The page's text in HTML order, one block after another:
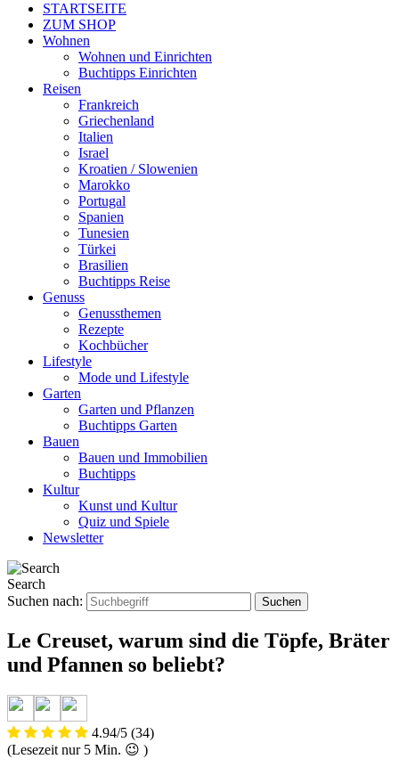
STARTSEITE
ZUM SHOP
Wohnen
Wohnen und Einrichten
Buchtipps Einrichten
Reisen
Frankreich
Griechenland
Italien
Israel
Kroatien / Slowenien
Marokko
Portugal
Spanien
Tunesien
Türkei
Brasilien
Buchtipps Reise
Genuss
Genussthemen
Rezepte
Kochbücher
Lifestyle
Mode und Lifestyle
Garten
Garten und Pflanzen
Buchtipps Garten
Bauen
Bauen und Immobilien
Buchtipps
Kultur
Kunst und Kultur
Quiz und Spiele
Newsletter
Search
Suchen nach:
Le Creuset, warum sind die Töpfe, Bräter
und Pfannen so beliebt?
4.94/5 (34)
(Lesezeit nur 5 Min. 😉 )